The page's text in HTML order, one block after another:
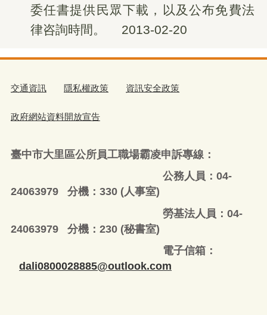
委任書提供民眾下載，以及公布免費法
律咨詢時間。
2013-02-20
交通資訊 隱私權政策 資訊安全政策
政府網站資料開放宣告
臺中市大里區公所員工職場霸凌申訴專線：
公務人員：04-
24063979 分機：330 (人事室)
勞基法人員：04-
24063979 分機：230 (秘書室)
電子信箱：
dali0800028885@outlook.com